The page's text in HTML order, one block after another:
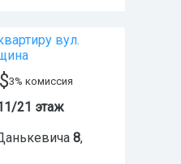
вул.
$3% комиссия
21 этаж
8,